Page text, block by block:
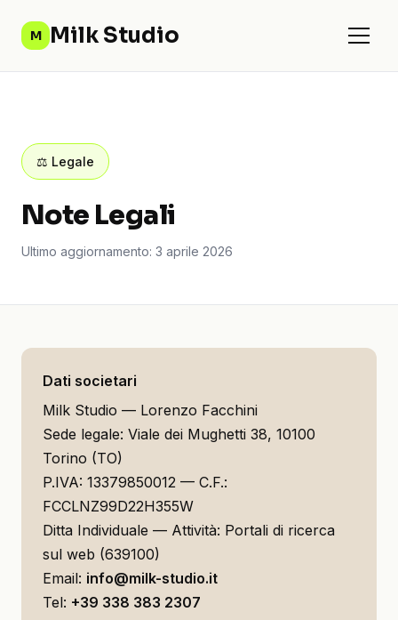
M Milk Studio
⚖ Legale
Note Legali
Ultimo aggiornamento: 3 aprile 2026
Dati societari
Milk Studio — Lorenzo Facchini
Sede legale: Viale dei Mughetti 38, 10100
Torino (TO)
P.IVA: 13379850012 — C.F.:
FCCLNZ99D22H355W
Ditta Individuale — Attività: Portali di ricerca
sul web (639100)
Email: info@milk-studio.it
Tel: +39 338 383 2307